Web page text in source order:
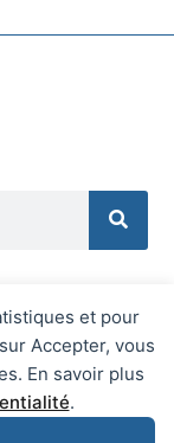
et pour
Accepter, vous
En savoir plus
.